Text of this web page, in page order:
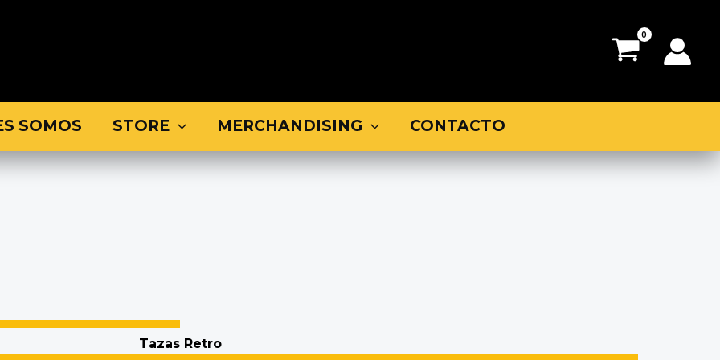
SOMOS STORE MERCHANDISING CONTACTO
Tazas Retro